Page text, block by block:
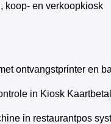
koop- en verkoopkiosk
ontvangstprinter en
in Kiosk
in restaurantpos